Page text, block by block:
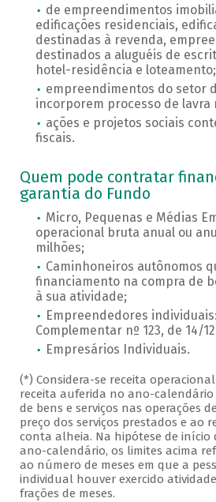
de empreendimentos
edificações residenciais,
destinadas à revenda,
destinados a aluguéis de
hotel-residência e loteamento;
empreendimentos do setor
incorporem processo de
ações e projetos sociais
fiscais.
Quem pode contratar
garantia do Fundo
Micro, Pequenas e Médias
operacional bruta anual ou
milhões;
Caminhoneiros autônomos
financiamento na compra de
à sua atividade;
Empreendedores
Complementar nº 123, de 14/
Empresários Individuais.
(*) Considera-se receita
receita auferida no ano-calendário
de bens e serviços nas operações
preço dos serviços prestados e ao
conta alheia. Na hipótese de início
ano-calendário, os limites acima
ao número de meses em que a
individual houver exercido
frações